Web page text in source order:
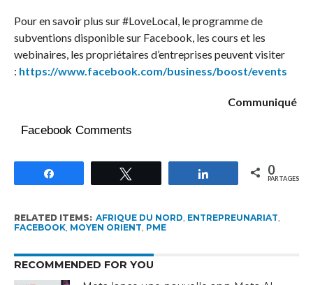
Pour en savoir plus sur #LoveLocal, le programme de
subventions disponible sur Facebook, les cours et les
webinaires, les propriétaires d’entreprises peuvent visiter
: https://www.facebook.com/business/boost/events
Communiqué
Facebook Comments
Partagez 0
PARTAGES
RELATED ITEMS: AFRIQUE DU NORD ENTREPREUNARIAT
FACEBOOK, MOYEN ORIENT PME
RECOMMENDED FOR YOU